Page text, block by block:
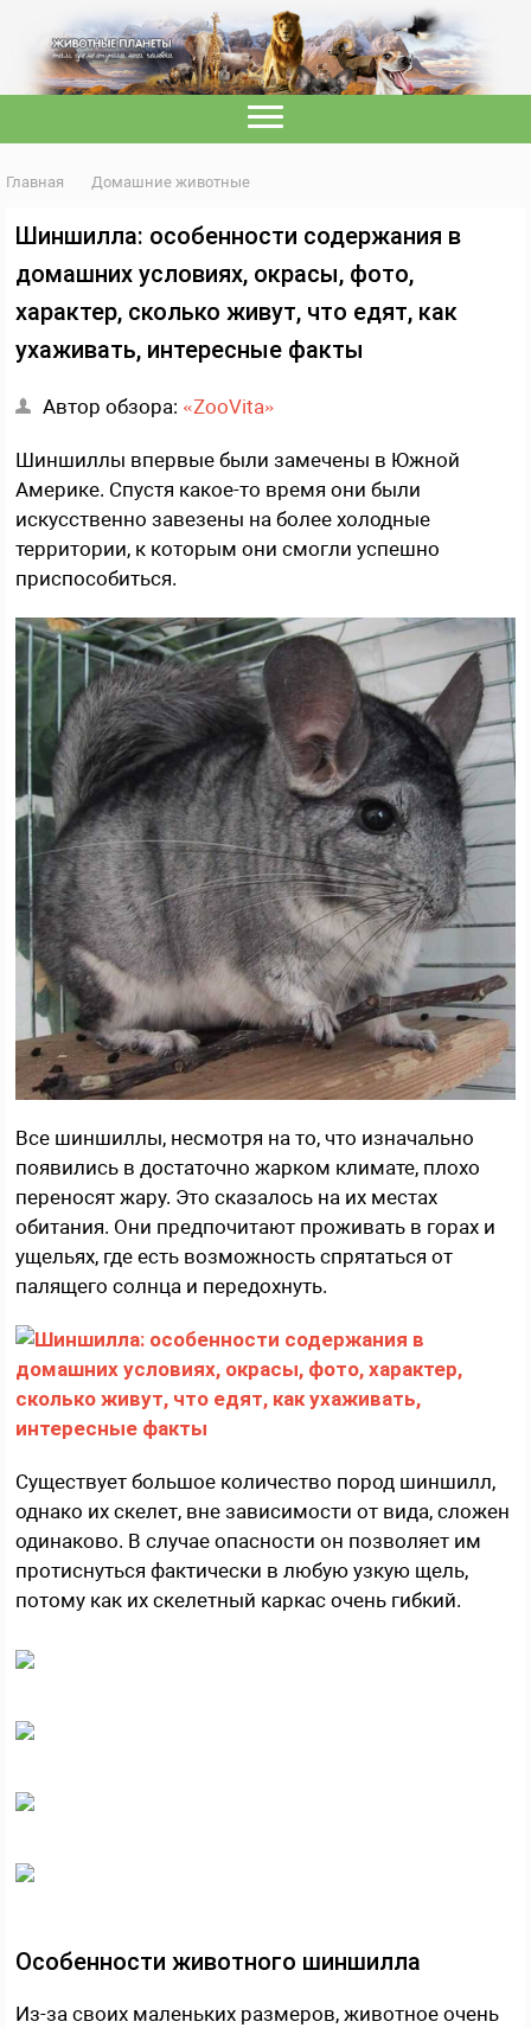
Главная Домашние животные
Шиншилла: особенности содержания в
домашних условиях, окрасы, фото,
характер, сколько живут, что едят, как
ухаживать, интересные факты
Автор обзора: «ZooVita»
Шиншиллы впервые были замечены в Южной
Америке. Спустя какое-то время они были
искусственно завезены на более холодные
территории, к которым они смогли успешно
приспособиться.
Все шиншиллы, несмотря на то, что изначально
появились в достаточно жарком климате, плохо
переносят жару. Это сказалось на их местах
обитания. Они предпочитают проживать в горах и
ущельях, где есть возможность спрятаться от
палящего солнца и передохнуть.
Существует большое количество пород шиншилл,
однако их скелет, вне зависимости от вида, сложен
одинаково. В случае опасности он позволяет им
протиснуться фактически в любую узкую щель,
потому как их скелетный каркас очень гибкий.
Особенности животного шиншилла
Из-за своих маленьких размеров, животное очень